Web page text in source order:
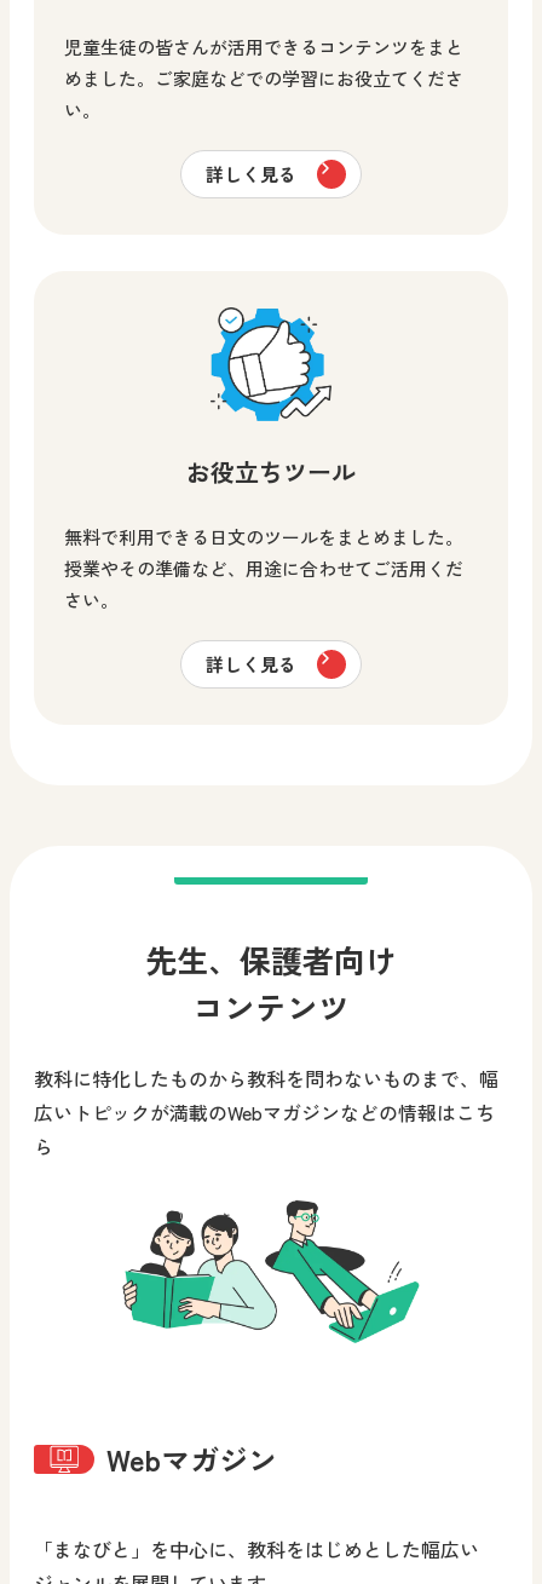
児童生徒の皆さんが活用できるコンテンツをまと
めました。ご家庭などでの学習にお役立てくださ
い。
詳しく見る
お役立ちツール
無料で利用できる日文のツールをまとめました。
授業やその準備など、用途に合わせてご活用くだ
さい。
詳しく見る
先生、保護者向け
コンテンツ
教科に特化したものから教科を問わないものまで、幅
広いトピックが満載のWebマガジンなどの情報はこち
ら
Webマガジン
「まなびと」を中心に、教科をはじめとした幅広い